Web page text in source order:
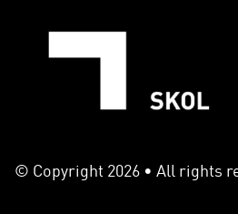
© Copyright 2026 • All rights